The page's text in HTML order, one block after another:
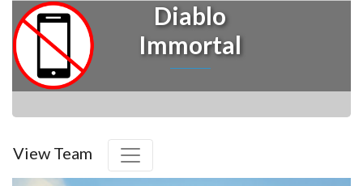
Diablo
Immortal
View Team